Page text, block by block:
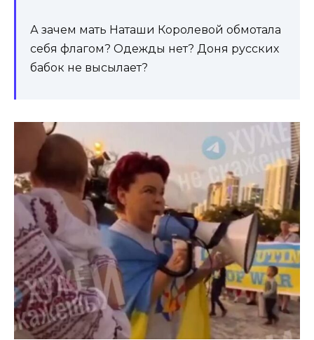
А зачем мать Наташи Королевой обмотала
себя флагом? Одежды нет? Доня русских
бабок не высылает?